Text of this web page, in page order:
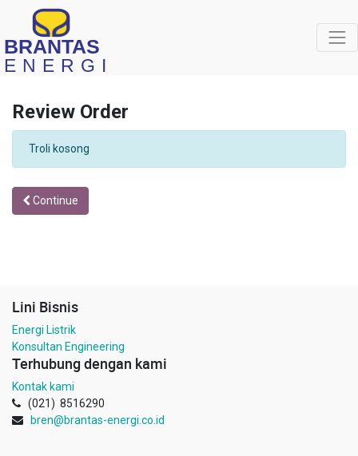
BRANTAS
ENERGI
Review Order
Troli kosong
Continue
Lini Bisnis
Energi Listrik
Konsultan Engineering
Terhubung dengan kami
Kontak kami
(021) 8516290
bren@brantas-energi.co.id